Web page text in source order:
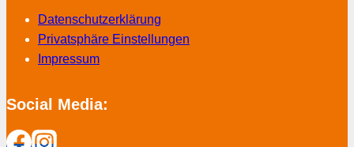
Datenschutzerklärung
Privatsphäre Einstellungen
Impressum
Social Media: